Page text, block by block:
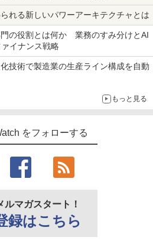
れる新しいパワーアーキテクチャとは
の役割とは何か 業務のすみ分けとAI
イナンス戦略
技術で製造業の生産ライン構成を自動
もっと見る
をフォローする
ルマガスタート！
録はこちら